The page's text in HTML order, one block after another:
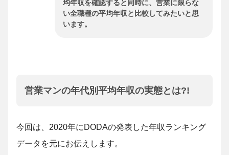
均年収を確認すると同時に、営業に限らな
い全職種の平均年収と比較してみたいと思
います。
営業マンの年代別平均年収の実態とは?!
今回は、2020年にDODAの発表した年収ランキング
データを元にお伝えします。